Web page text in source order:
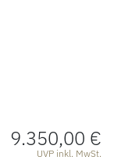
9.350,00 €
UVP inkl. MwSt.